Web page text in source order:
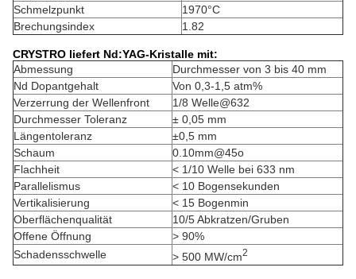
Schmelzpunkt
1970°C
Brechungsindex
1.82
CRYSTRO liefert Nd:YAG-Kristalle mit:
Abmessung
Durchmesser von 3 bis 40 mm
Nd Dopantgehalt
Von 0,3-1,5 atm%
Verzerrung der Wellenfront
1/8 Welle@632
Durchmesser Toleranz
± 0,05 mm
Längentoleranz
±0,5 mm
Schaum
0.10mm@45o
Flachheit
< 1/10 Welle bei 633 nm
Parallelismus
< 10 Bogensekunden
Vertikalisierung
< 15 Bogenmin
Oberflächenqualität
10/5 Abkratzen/Gruben
Offene Öffnung
> 90%
Schadensschwelle
> 500 MW/cm2